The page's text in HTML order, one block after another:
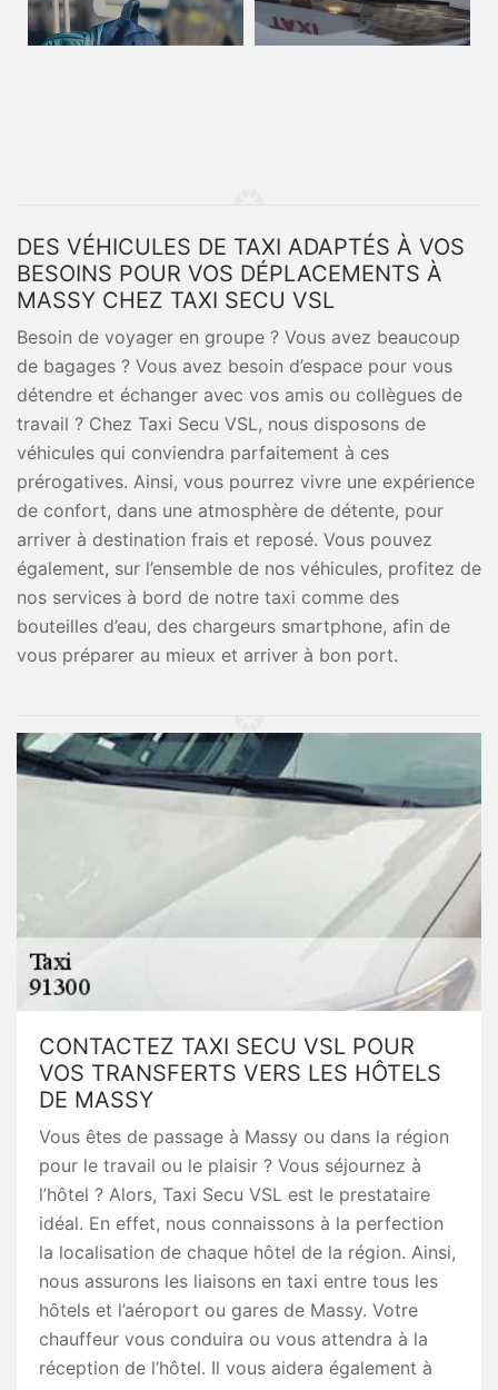
DES VÉHICULES DE TAXI ADAPTÉS À VOS
BESOINS POUR VOS DÉPLACEMENTS À
MASSY CHEZ TAXI SECU VSL
Besoin de voyager en groupe ? Vous avez beaucoup
de bagages ? Vous avez besoin d’espace pour vous
détendre et échanger avec vos amis ou collègues de
travail ? Chez Taxi Secu VSL, nous disposons de
véhicules qui conviendra parfaitement à ces
prérogatives. Ainsi, vous pourrez vivre une expérience
de confort, dans une atmosphère de détente, pour
arriver à destination frais et reposé. Vous pouvez
également, sur l’ensemble de nos véhicules, profitez de
nos services à bord de notre taxi comme des
bouteilles d’eau, des chargeurs smartphone, afin de
vous préparer au mieux et arriver à bon port.
CONTACTEZ TAXI SECU VSL POUR
VOS TRANSFERTS VERS LES HÔTELS
DE MASSY
Vous êtes de passage à Massy ou dans la région
pour le travail ou le plaisir ? Vous séjournez à
l’hôtel ? Alors, Taxi Secu VSL est le prestataire
idéal. En effet, nous connaissons à la perfection
la localisation de chaque hôtel de la région. Ainsi,
nous assurons les liaisons en taxi entre tous les
hôtels et l’aéroport ou gares de Massy. Votre
chauffeur vous conduira ou vous attendra à la
réception de l’hôtel. Il vous aidera également à